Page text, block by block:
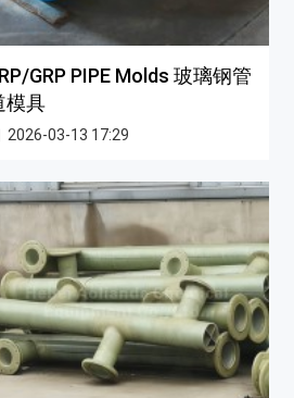
GRP PIPE Molds 玻璃钢管
模具
2026-03-13 17:29